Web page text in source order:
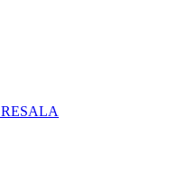
RESALA